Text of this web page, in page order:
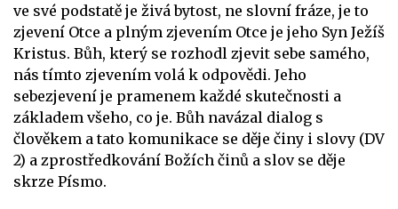
ve své podstatě je živá bytost, ne slovní fráze, je to
zjevení Otce a plným zjevením Otce je jeho Syn Ježíš
Kristus. Bůh, který se rozhodl zjevit sebe samého,
nás tímto zjevením volá k odpovědi. Jeho
sebezjevení je pramenem každé skutečnosti a
základem všeho, co je. Bůh navázal dialog s
člověkem a tato komunikace se děje činy i slovy (DV
2) a zprostředkování Božích činů a slov se děje
skrze Písmo.